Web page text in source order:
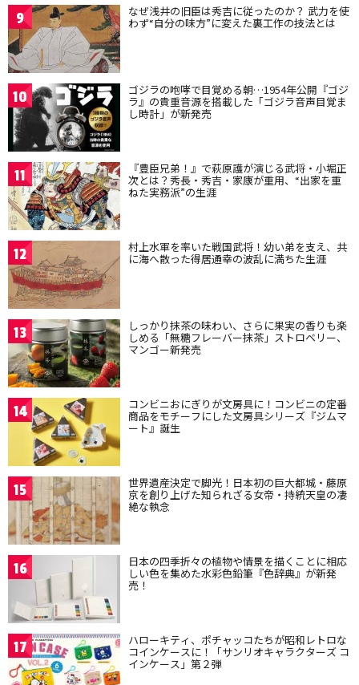
9 なぜ浅井の旧臣は秀吉に従ったのか？ 武力を使
わず“自分の味方”に変えた裏工作の技法とは
10 ゴジラの咆哮で目覚める朝…1954年公開『ゴジ
ラ』の貴重音源を搭載した「ゴジラ音声目覚ま
し時計」が新発売
11 『豊臣兄弟！』で萩原護が演じる武将・小堀正
次とは？秀長・秀吉・家康が重用、“出家を重
ねた実務派”の生涯
12 村上水軍を率いた戦国武将！幼い弟を支え、共
に海へ散った得居通幸の波乱に満ちた生涯
13 しっかり抹茶の味わい、さらに果実の香りも楽
しめる「無糖フレーバー抹茶」ストロベリー、
マンゴー新発売
14 コンビニおにぎりが文房具に！コンビニの定番
商品をモチーフにした文房具シリーズ『ジムマ
ート』誕生
15 世界遺産決定で脚光！日本初の巨大都城・藤原
京を創り上げた知られざる女帝・持統天皇の凄
絶な執念
16 日本の四季折々の植物や情景を描くことに相応
しい色を集めた水彩色鉛筆『色辞典』が新発
売！
17 ハローキティ、ポチャッコたちが昭和レトロな
コインケースに！「サンリオキャラクターズ コ
インケース」第２弾